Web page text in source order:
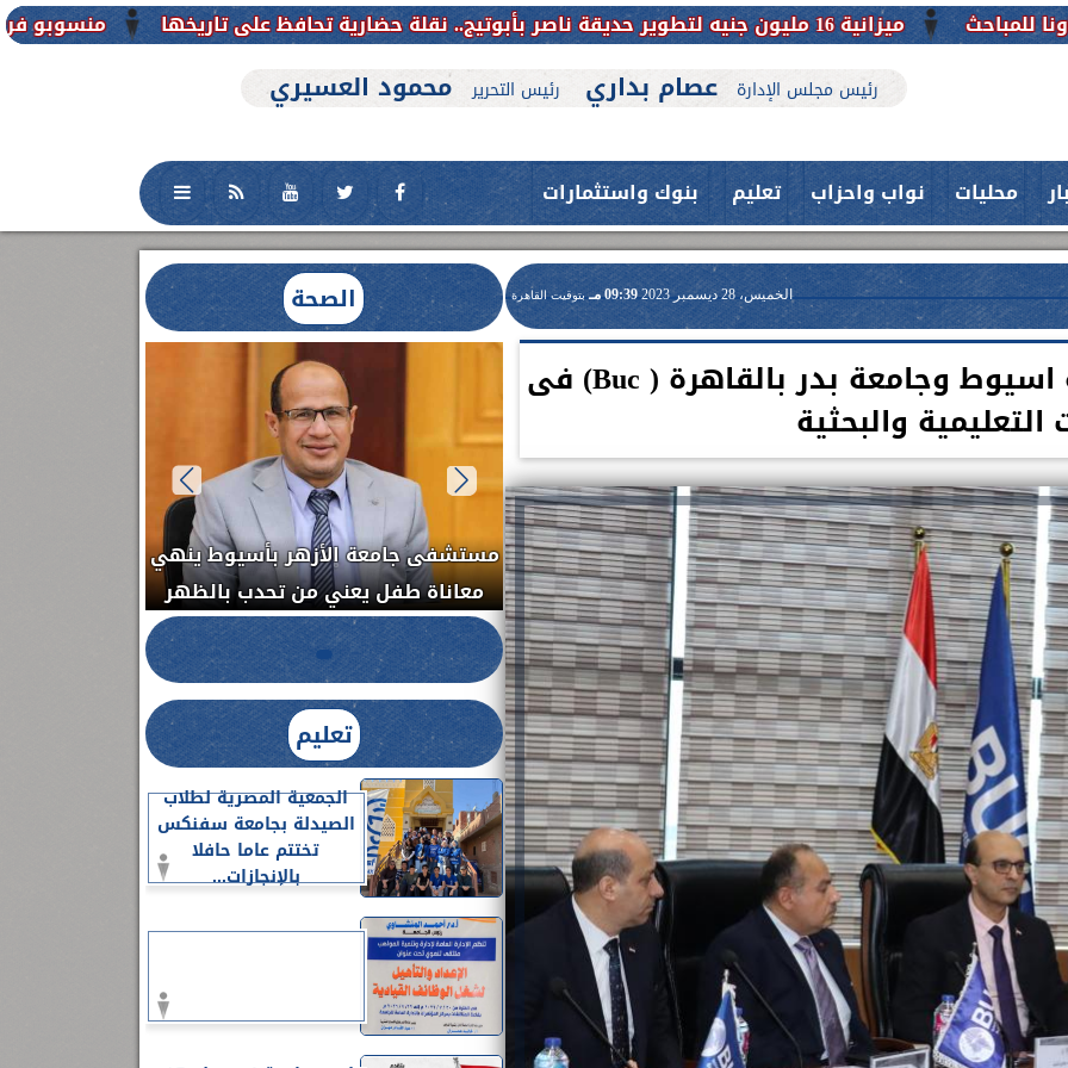
منسوبو فرع جامعة الأزهر للوجه على تاريخها
رئيس مجلس الإدارة عصام بداري رئيس التحرير محمود العسيري
محليات نواب واحزاب تعليم بنوك واستثمارات
الخميس، 28 ديسمبر 2023 09:39 مـ بتوقيت القاهرة
بروتوكول تعاون بين جامعة اسيوط وجامعة بدر بالقاهرة ( Buc) فى
التعليمية والبحثية
الصحة
العلاج الحر بمنفلوط بالتعاون مع هيئة
الدواء المصرية يشن حملة رقابية مكبرة
لضبط المنشآت الطبية المخالفة.....
حدث بمستشفيات جامعة اسيوط....
فريق طبي بقسم الأنف والأذن
والحنجرة ينجح في استئصال ورم خبيث
من...
اعلن الدكتور طارق على ، القائم بأعمال
رئيس جامعة بني سويف نجاحاً طبياً
جديد بمستشفيات الجامعة...
تعليم
الجمعية المصرية لطلاب
الصيدلة بجامعة سفنكس
تختتم عاما حافلا
بالإنجازات...